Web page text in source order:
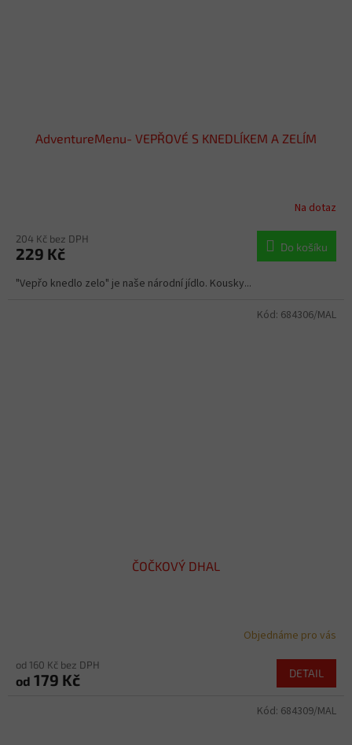
AdventureMenu- VEPŘOVÉ S KNEDLÍKEM A ZELÍM
Na dotaz
204 Kč bez DPH
229 Kč Do košíku
"Vepřo knedlo zelo" je naše národní jídlo. Kousky...
ČOČKOVÝ DHAL
Objednáme pro vás
od 160 Kč bez DPH
od 179 Kč DETAIL
Kód: 684306/MAL
Kód: 684309/MAL